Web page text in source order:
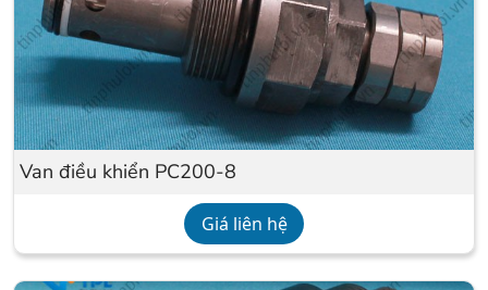
Van điều khiển PC200-8
Giá liên hệ